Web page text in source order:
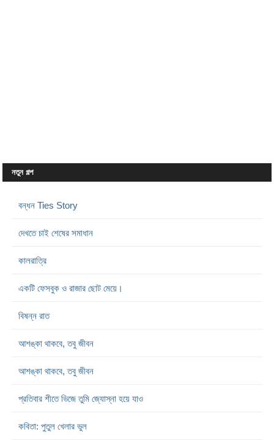
নতুন গল্প
বন্ধন Ties Story
দেখতে চাই শেষের সমাধান
কালরাত্রি
একটি ফেসবুক ও রাজার ছোট মেয়ে।
বিষন্ন রাত
আশঙ্কা থাকবে, তবু জীবন
আশঙ্কা থাকবে, তবু জীবন
প্রতিবার শীতে ভিজে তুমি জ্যোস্না হয়ে যাও
কবিতা: পুতুল খেলার ভুল